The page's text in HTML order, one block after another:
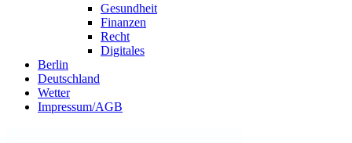
Gesundheit
Finanzen
Recht
Digitales
Berlin
Deutschland
Wetter
Impressum/AGB